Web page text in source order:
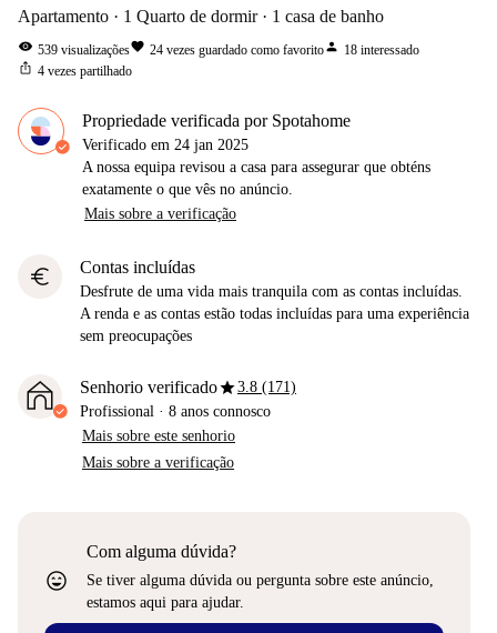
Apartamento 1 Quarto de dormir 1 casa de banho
visibility 539 visualizaçõesfavorite 24 vezes guardado como favoritoperson 18 interessado
ios_share 4 vezes partilhado
Propriedade verificada por Spotahome
Verificado em 24 jan 2025
A nossa equipa revisou a casa para assegurar que obténs
exatamente o que vês no anúncio.
Mais sobre a verificação
euro Contas incluídas
Desfrute de uma vida mais tranquila com as contas incluídas.
A renda e as contas estão todas incluídas para uma experiência
sem preocupações
Senhorio verificadostar3.8 (171)
Profissional · 8 anos connosco
Mais sobre este senhorio
Mais sobre a verificação
sentiment_very_satisfied
Com alguma dúvida?
Se tiver alguma dúvida ou pergunta sobre este anúncio,
estamos aqui para ajudar.